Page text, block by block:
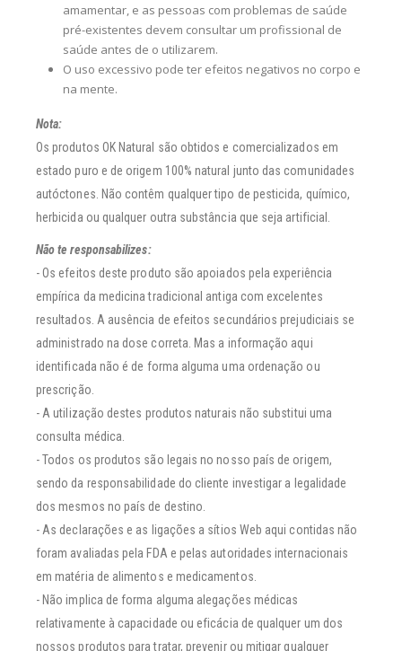
amamentar, e as pessoas com problemas de saúde
pré-existentes devem consultar um profissional de
saúde antes de o utilizarem.
O uso excessivo pode ter efeitos negativos no corpo e
na mente.
Nota:
Os produtos OK Natural são obtidos e comercializados em
estado puro e de origem 100% natural junto das comunidades
autóctones. Não contêm qualquer tipo de pesticida, químico,
herbicida ou qualquer outra substância que seja artificial.
Não te responsabilizes:
- Os efeitos deste produto são apoiados pela experiência
empírica da medicina tradicional antiga com excelentes
resultados. A ausência de efeitos secundários prejudiciais se
administrado na dose correta. Mas a informação aqui
identificada não é de forma alguma uma ordenação ou
prescrição.
- A utilização destes produtos naturais não substitui uma
consulta médica.
- Todos os produtos são legais no nosso país de origem,
sendo da responsabilidade do cliente investigar a legalidade
dos mesmos no país de destino.
- As declarações e as ligações a sítios Web aqui contidas não
foram avaliadas pela FDA e pelas autoridades internacionais
em matéria de alimentos e medicamentos.
- Não implica de forma alguma alegações médicas
relativamente à capacidade ou eficácia de qualquer um dos
nossos produtos para tratar, prevenir ou mitigar qualquer